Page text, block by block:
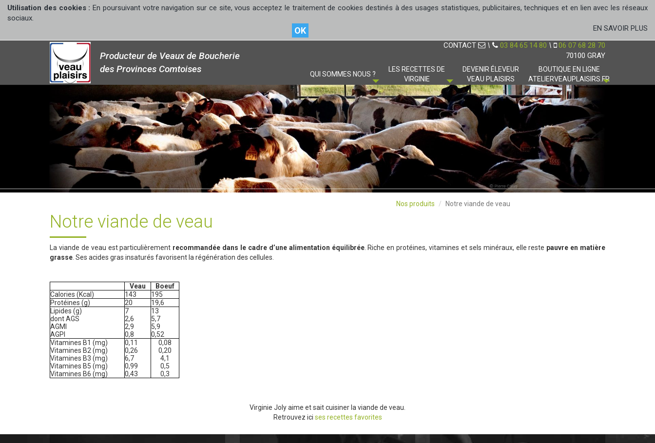
Utilisation des cookies :En poursuivant votre navigation sur ce site, vous acceptez le traitement de cookies destinés à des usages statistiques, publicitaires, techniques et en lien avec les réseaux
sociaux.
OK EN SAVOIR PLUS
Producteur de Veaux de Boucherie
des Provinces Comtoises
CONTACT \ 03 84 65 14 80 \ 06 07 68 28 70
70100 GRAY
QUI SOMMES NOUS ?
LES RECETTES DE
VIRGINIE
DEVENIR ÉLEVEUR
VEAU PLAISIRS
BOUTIQUE EN LIGNE
ATELIERVEAUPLAISIRS.FR
Nos produits Notre viande de veau
Notre viande de veau
La viande de veau est particulièrement recommandée dans le cadre d’une alimentation équilibrée. Riche en protéines, vitamines et sels minéraux, elle reste pauvre en matière
grasse . Ses acides gras insaturés favorisent la régénération des cellules.
Veau
Boeuf
Calories (Kcal)
143
195
Protéines (g)
20
19,6
Lipides (g)
dont AGS
AGMI
AGPI
7
2,6
2,9
0,8
13
5,7
5,9
0,52
Vitamines B1 (mg)
Vitamines B2 (mg)
Vitamines B3 (mg)
Vitamines B5 (mg)
Vitamines B6 (mg)
0,11
0,26
6,7
0,99
0,43
0,08
0,20
4,1
0,5
0,3
Virginie Joly aime et sait cuisiner la viande de veau.
Retrouvez ici ses recettes favorites